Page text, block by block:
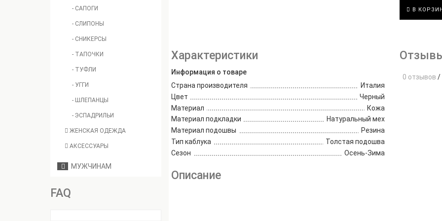
- САПОГИ
- СЛИПОНЫ
- СНИКЕРСЫ
- ТАПОЧКИ
- ТУФЛИ
- УГГИ
- ШЛЕПАНЦЫ
- ЭСПАДРИЛЬИ
ЖЕНСКАЯ ОДЕЖДА
АКСЕССУАРЫ
МУЖЧИНАМ
FAQ
В
Характеристики
Информация о товаре
Страна производителя
Италия
Цвет
Черный
Материал
Кожа
Материал подкладки
Натуральный мех
Материал подошвы
Резина
Тип каблука
Толстая подошва
Сезон
Осень-Зима
0 отзывов /
Описание